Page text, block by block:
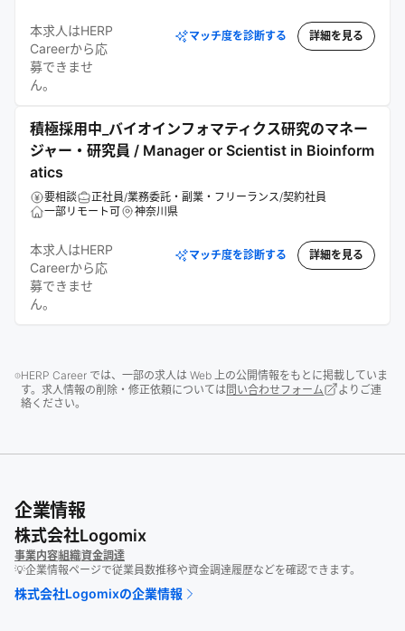
本求人はHERP
Careerから応
募できませ
ん。
マッチ度を診断する 詳細を見る
積極採用中_バイオインフォマティクス研究のマネー
ジャー・研究員 / Manager or Scientist in Bioinform
atics
要相談
正社員/業務委託・副業・フリーランス/契約社員
一部リモート可
神奈川県
本求人はHERP
Careerから応
募できませ
ん。
マッチ度を診断する 詳細を見る
HERP Career では、一部の求人は Web 上の公開情報をもとに掲載していま
す。求人情報の削除・修正依頼については問い合わせフォーム
よりご連
絡ください。
企業情報
株式会社Logomix
事業内容組織資金調達
💡企業情報ページで従業員数推移や資金調達履歴などを確認できます。
株式会社Logomixの企業情報